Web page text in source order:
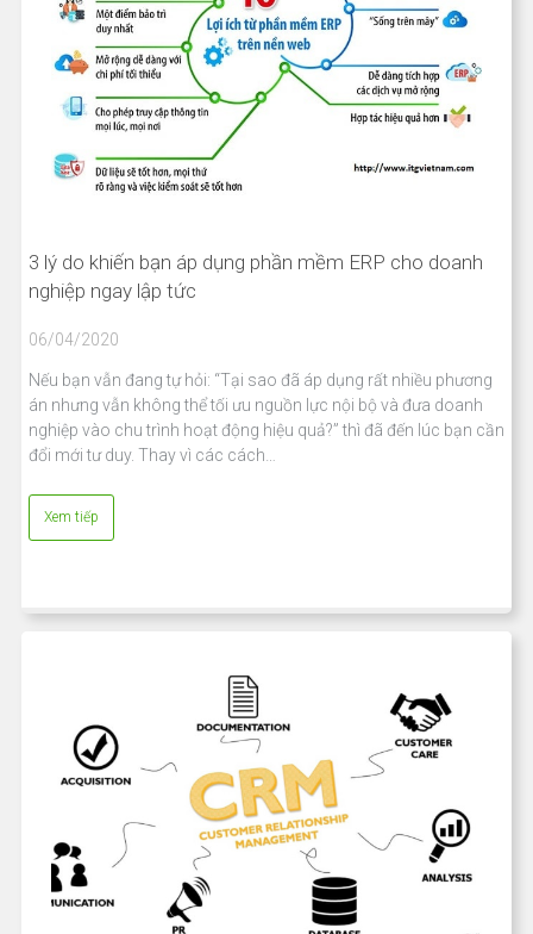
3 lý do khiến bạn áp dụng phần mềm ERP cho doanh
nghiệp ngay lập tức
06/04/2020
Nếu bạn vẫn đang tự hỏi: “Tại sao đã áp dụng rất nhiều phương
án nhưng vẫn không thể tối ưu nguồn lực nội bộ và đưa doanh
nghiệp vào chu trình hoạt động hiệu quả?” thì đã đến lúc bạn cần
đổi mới tư duy. Thay vì các cách…
Xem tiếp